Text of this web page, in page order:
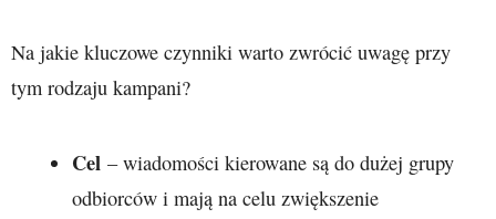
Na jakie kluczowe czynniki warto zwrócić uwagę przy
tym rodzaju kampani?
Cel – wiadomości kierowane są do dużej grupy
odbiorców i mają na celu zwiększenie